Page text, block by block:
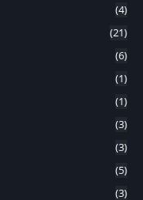
(4)
(21)
(6)
(1)
(1)
(3)
(3)
(5)
(3)